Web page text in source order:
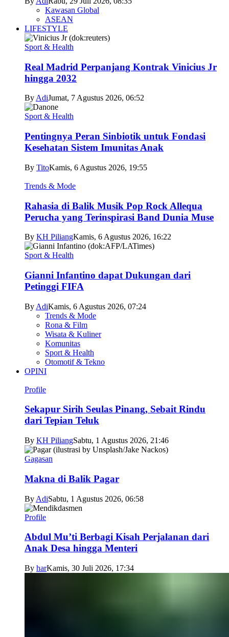
Kawasan Global
ASEAN
LIFESTYLE
Sport & Health
Real Madrid Perpanjang Kontrak Vinicius Jr
hingga 2032
ByAdiJumat, 7 Agustus 2026, 06:52
Sport & Health
Pentingnya Peran Sinbiotik untuk Fondasi
Kesehatan Sistem Imunitas Anak
By TitoKamis, 6 Agustus 2026, 19:55
Trends & Mode
Rahasia di Balik Musik Pop Rock Allequa
Perucha yang Terinspirasi Band Dunia Muse
By KH PiliangKamis, 6 Agustus 2026, 16:22
Sport & Health
Gianni Infantino dapat Dukungan dari
Petinggi FIFA
By AdiKamis, 6 Agustus 2026, 07:24
Trends & Mode
Rona & Film
Wisata & Kuliner
Komunitas
Sport & Health
Otomotif & Tekno
OPINI
Profile
Sekapur Sirih Seulas Pinang, Sebait Rindu
dari Tepian Teluk
By KH PiliangSabtu, 1 Agustus 2026, 21:46
Gagasan
Makna di Balik Pagar
By AdiSabtu, 1 Agustus 2026, 06:58
Profile
Abdul Mu’ti Berbagi Kisah Perjalanan dari
Anak Desa hingga Menteri
By harKamis, 30 Juli 2026, 17:34